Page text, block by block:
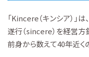
「Kincere（キンシア）」
遂行（sincere）を経営方
前身から数えて40年近く